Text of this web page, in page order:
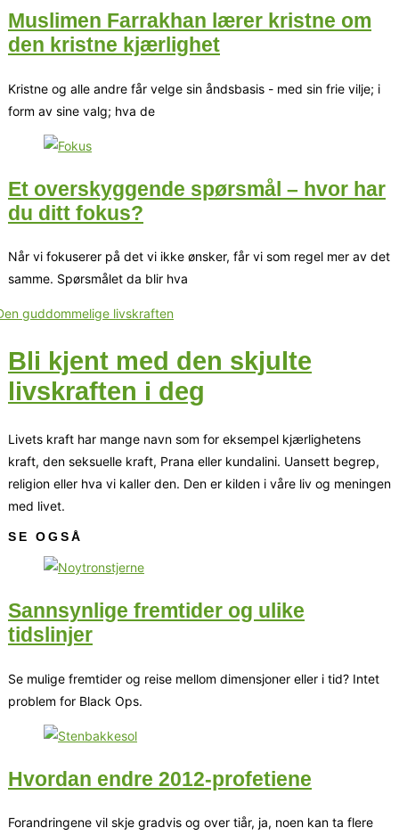
Muslimen Farrakhan lærer kristne om
den kristne kjærlighet
Kristne og alle andre får velge sin åndsbasis - med sin frie vilje; i
form av sine valg; hva de
Et overskyggende spørsmål – hvor har
du ditt fokus?
Når vi fokuserer på det vi ikke ønsker, får vi som regel mer av det
samme. Spørsmålet da blir hva
Bli kjent med den skjulte
livskraften i deg
Livets kraft har mange navn som for eksempel kjærlighetens
kraft, den seksuelle kraft, Prana eller kundalini. Uansett begrep,
religion eller hva vi kaller den. Den er kilden i våre liv og meningen
med livet.
SE OGSÅ
Sannsynlige fremtider og ulike
tidslinjer
Se mulige fremtider og reise mellom dimensjoner eller i tid? Intet
problem for Black Ops.
Hvordan endre 2012-profetiene
Forandringene vil skje gradvis og over tiår, ja, noen kan ta flere